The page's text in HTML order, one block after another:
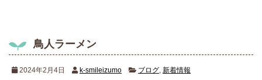
鳥人ラーメン
2024年2月4日 k-smileizumo ブログ 新着情報